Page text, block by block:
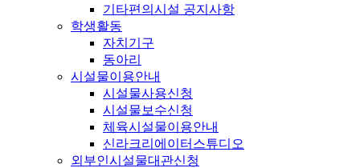
기타편의시설 공지사항
학생활동
자치기구
동아리
시설물이용안내
시설물사용신청
시설물보수신청
체육시설물이용안내
신라크리에이터스튜디오
외부인시설물대관신청